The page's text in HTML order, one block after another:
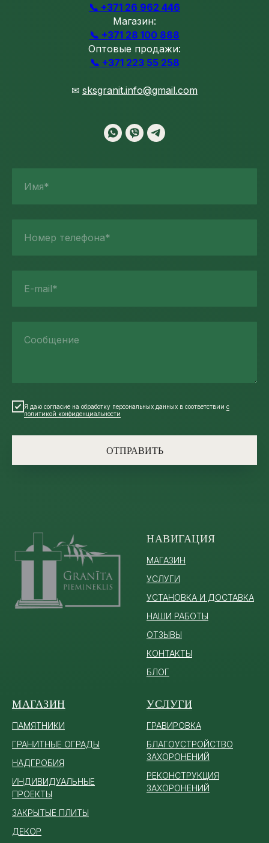
📞 +371 26 962 446
Магазин:
📞 +371 28 100 888
Оптовые продажи:
📞 +371 223 55 258
✉ sksgranit.info@gmail.com
Имя*
Номер телефона*
E-mail*
Сообщение
Я даю согласие на обработку персональных данных в соответствии с
политикой конфиденциальности
ОТПРАВИТЬ
НАВИГАЦИЯ
МАГАЗИН
УСЛУГИ
УСТАНОВКА И ДОСТАВКА
НАШИ РАБОТЫ
ОТЗЫВЫ
КОНТАКТЫ
БЛОГ
МАГАЗИН
ПАМЯТНИКИ
ГРАНИТНЫЕ ОГРАДЫ
НАДГРОБИЯ
ИНДИВИДУАЛЬНЫЕ
ПРОЕКТЫ
ЗАКРЫТЫЕ ПЛИТЫ
ДЕКОР
УСЛУГИ
ГРАВИРОВКА
БЛАГОУСТРОЙСТВО
ЗАХОРОНЕНИЙ
РЕКОНСТРУКЦИЯ
ЗАХОРОНЕНИЙ